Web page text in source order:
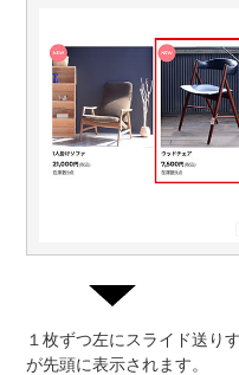
１枚ずつ左にスライド送り
が先頭に表示されます。